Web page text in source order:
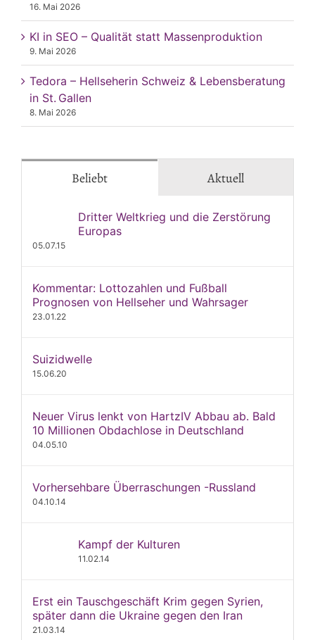
16. Mai 2026
KI in SEO – Qualität statt Massenproduktion
9. Mai 2026
Tedora – Hellseherin Schweiz & Lebensberatung
in St. Gallen
8. Mai 2026
Beliebt Aktuell
Dritter Weltkrieg und die Zerstörung
Europas
05.07.15
Kommentar: Lottozahlen und Fußball
Prognosen von Hellseher und Wahrsager
23.01.22
Suizidwelle
15.06.20
Neuer Virus lenkt von HartzIV Abbau ab. Bald
10 Millionen Obdachlose in Deutschland
04.05.10
Vorhersehbare Überraschungen -Russland
04.10.14
Kampf der Kulturen
11.02.14
Erst ein Tauschgeschäft Krim gegen Syrien,
später dann die Ukraine gegen den Iran
21.03.14